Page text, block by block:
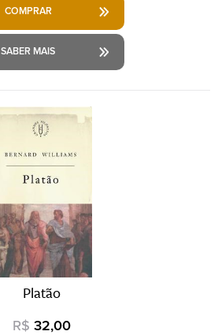
COMPRAR
SABER MAIS
Platão
R$ 32,00